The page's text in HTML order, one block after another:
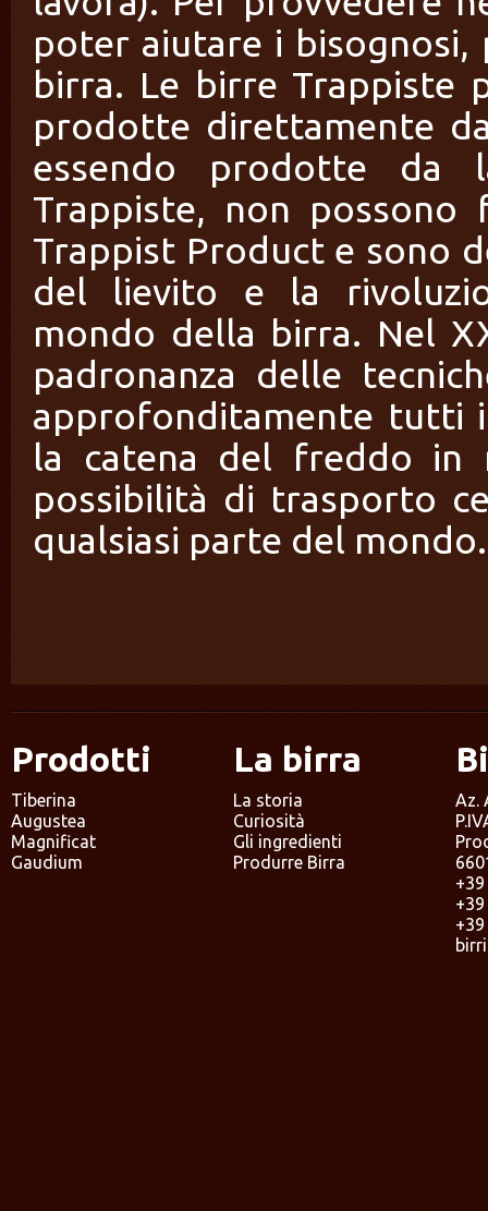
poter aiutare i
birra. Le birre Trappiste
prodotte direttamente
essendo prodotte da
Trappiste, non possono
Trappist Product e sono
del lievito e la
mondo della birra. Nel
padronanza delle
approfonditamente tutti
la catena del freddo in
possibilità di trasporto
qualsiasi parte del mondo.
Prodotti
Tiberina
Augustea
Magnificat
Gaudium
La birra
La storia
Curiosità
Gli ingredienti
Produrre Birra
Az.